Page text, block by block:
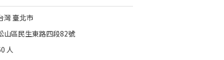
灣 臺北市
山區民生東路四段82號
人